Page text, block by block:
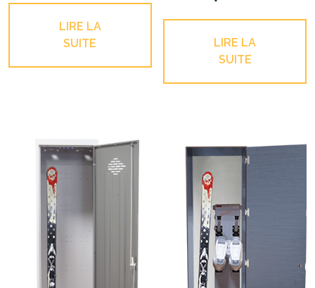
LIRE LA
SUITE
LIRE LA
SUITE